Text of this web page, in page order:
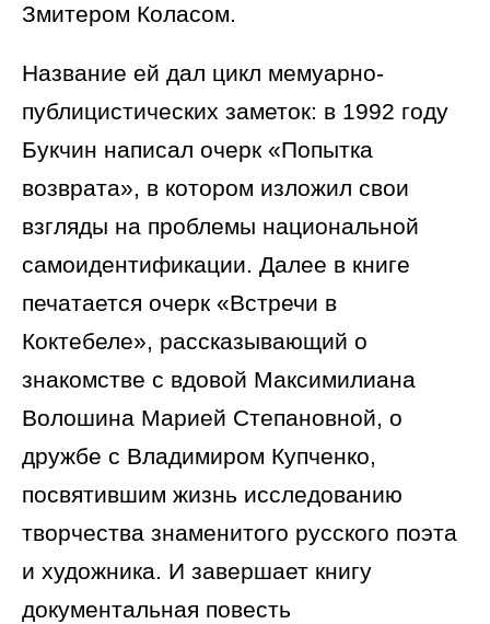
Змитером Коласом.
Название ей дал цикл мемуарно-
публицистических заметок: в 1992 году
Букчин написал очерк «Попытка
возврата», в котором изложил свои
взгляды на проблемы национальной
самоидентификации. Далее в книге
печатается очерк «Встречи в
Коктебеле», рассказывающий о
знакомстве с вдовой Максимилиана
Волошина Марией Степановной, о
дружбе с Владимиром Купченко,
посвятившим жизнь исследованию
творчества знаменитого русского поэта
и художника. И завершает книгу
документальная повесть